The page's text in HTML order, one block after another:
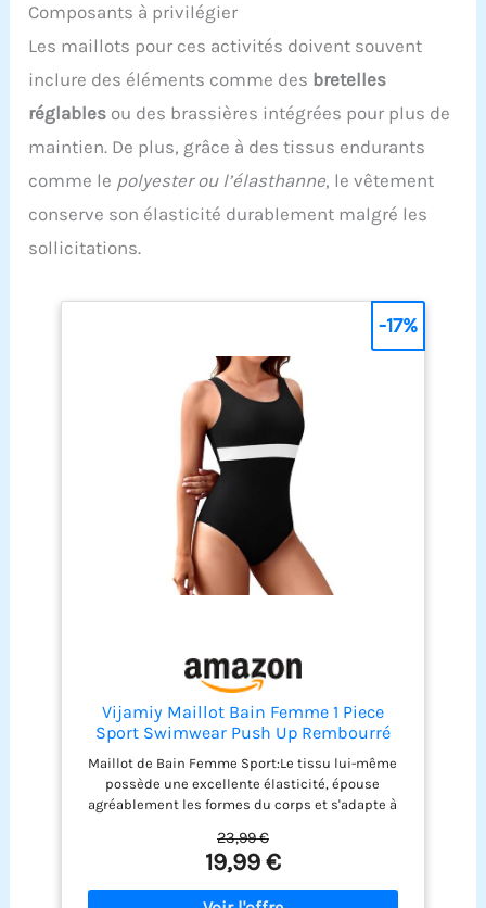
Composants à privilégier
Les maillots pour ces activités doivent souvent
inclure des éléments comme des bretelles
réglables ou des brassières intégrées pour plus de
maintien. De plus, grâce à des tissus endurants
comme le polyester ou l’élasthanne, le vêtement
conserve son élasticité durablement malgré les
sollicitations.
Vijamiy Maillot Bain Femme 1 Piece
Sport Swimwear Push Up Rembourré
Maillot De Bain Dos Nu Résistant au
Chlore et Grand Teint Piscine de
Plage(Noir et Blanc,XL)
Maillot de Bain Femme Sport:Le tissu lui-même
possède une excellente élasticité, épouse
agréablement les formes du corps et s'adapte à
suffisant pendant la natation sans restreindre la
liberté de mouvement, garantissant ainsi une
grande liberté de mouvement et une amélioration
23,99 €
19,99 €
-17%